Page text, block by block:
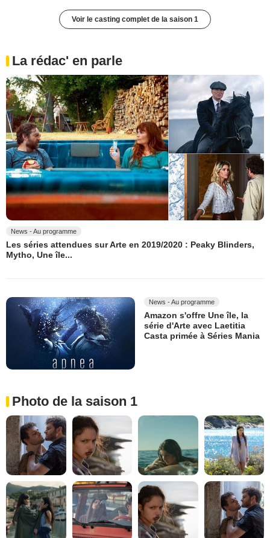
Voir le casting complet de la saison 1
La rédac' en parle
News - Au programme
Les séries attendues sur Arte en 2019/2020 : Peaky Blinders,
Mytho, Une île...
News - Au programme
Amazon s'offre Une île, la
série d'Arte avec Laetitia
Casta primée à Séries Mania
Photo de la saison 1